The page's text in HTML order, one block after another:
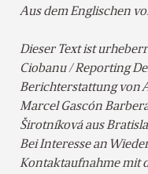
Aus dem Englischen
Dieser Text ist
Ciobanu / Reporting
Berichterstattung von
Marcel Gascón
Širotníková aus
Bei Interesse an
Kontaktaufnahme mit